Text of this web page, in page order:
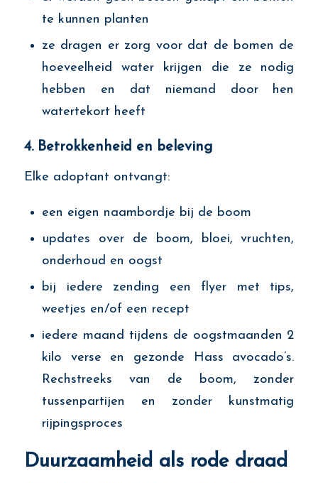
te kunnen planten
ze dragen er zorg voor dat de bomen de
hoeveelheid water krijgen die ze nodig
hebben en dat niemand door hen
watertekort heeft
4. Betrokkenheid en beleving
Elke adoptant ontvangt:
een eigen naambordje bij de boom
updates over de boom, bloei, vruchten,
onderhoud en oogst
bij iedere zending een flyer met tips,
weetjes en/of een recept
iedere maand tijdens de oogstmaanden 2
kilo verse en gezonde Hass avocado’s.
Rechstreeks van de boom, zonder
tussenpartijen en zonder kunstmatig
rijpingsproces
Duurzaamheid als rode draad